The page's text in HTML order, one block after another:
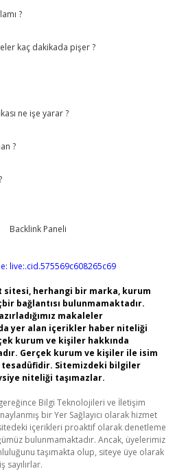
?
kaç dakikada pişer ?
ne işe yarar ?
?
live:.cid.575569c608265c69
sitesi, herhangi bir marka, kurum
bağlantısı bulunmamaktadır.
makaleler
yer alan içerikler haber niteliği
kurum ve kişiler hakkında
Gerçek kurum ve kişiler ile isim
Sitemizdeki bilgiler
niteliği taşımazlar.
gereğince Bilgi Teknolojileri ve İletişim
bir Yer Sağlayıcı olarak hizmet
içerikleri proaktif olarak denetleme
bulunmamaktadır. Ancak, üyelerimiz
taşımakta olup, siteye üye olarak
sayılırlar.